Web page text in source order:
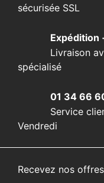
sécurisée SSL
Expédition
Livraison
spécialisé
01 34 66
Service
Vendredi
Recevez nos